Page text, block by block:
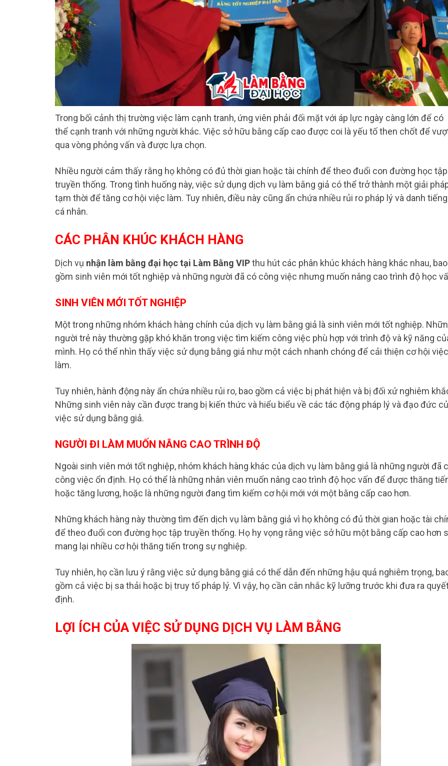
Trong bối cảnh thị trường việc làm cạnh tranh, ứng viên phải đối mặt với áp lực ngày càng lớn để có
thể cạnh tranh với những người khác. Việc sở hữu bằng cấp cao được coi là yếu tố then chốt để
qua vòng phỏng vấn và được lựa chọn.
Nhiều người cảm thấy rằng họ không có đủ thời gian hoặc tài chính để theo đuổi con đường học tập
truyền thống. Trong tình huống này, việc sử dụng dịch vụ làm bằng giả có thể trở thành một giải
tạm thời để tăng cơ hội việc làm. Tuy nhiên, điều này cũng ẩn chứa nhiều rủi ro pháp lý và danh tiếng
cá nhân.
CÁC PHÂN KHÚC KHÁCH HÀNG
Dịch vụ nhận làm bằng đại học tại Làm Bằng VIPthu hút các phân khúc khách hàng khác nhau, bao
gồm sinh viên mới tốt nghiệp và những người đã có công việc nhưng muốn nâng cao trình độ học
SINH VIÊN MỚI TỐT NGHIỆP
Một trong những nhóm khách hàng chính của dịch vụ làm bằng giả là sinh viên mới tốt nghiệp.
người trẻ này thường gặp khó khăn trong việc tìm kiếm công việc phù hợp với trình độ và kỹ năng
mình. Họ có thể nhìn thấy việc sử dụng bằng giả như một cách nhanh chóng để cải thiện cơ hội việc
làm.
Tuy nhiên, hành động này ẩn chứa nhiều rủi ro, bao gồm cả việc bị phát hiện và bị đối xử nghiêm
Những sinh viên này cần được trang bị kiến thức và hiểu biểu về các tác động pháp lý và đạo đức
việc sử dụng bằng giả.
NGƯỜI ĐI LÀM MUỐN NÂNG CAO TRÌNH ĐỘ
Ngoài sinh viên mới tốt nghiệp, nhóm khách hàng khác của dịch vụ làm bằng giả là những người đã
công việc ổn định. Họ có thể là những nhân viên muốn nâng cao trình độ học vấn để được thăng
hoặc tăng lương, hoặc là những người đang tìm kiếm cơ hội mới với một bằng cấp cao hơn.
Những khách hàng này thường tìm đến dịch vụ làm bằng giả vì họ không có đủ thời gian hoặc tài
để theo đuổi con đường học tập truyền thống. Họ hy vọng rằng việc sở hữu một bằng cấp cao hơn
mang lại nhiều cơ hội thăng tiến trong sự nghiệp.
Tuy nhiên, họ cần lưu ý rằng việc sử dụng bằng giả có thể dẫn đến những hậu quả nghiêm trọng,
gồm cả việc bị sa thải hoặc bị truy tố pháp lý. Vì vậy, họ cần cân nhắc kỹ lưỡng trước khi đưa ra
định.
LỢI ÍCH CỦA VIỆC SỬ DỤNG DỊCH VỤ LÀM BẰNG